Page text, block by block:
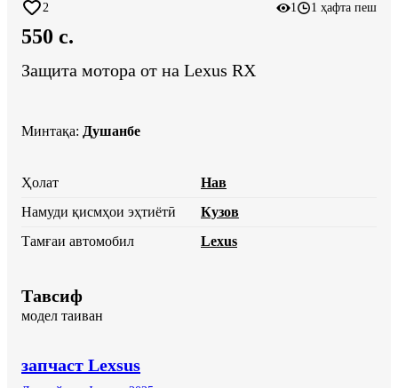
2 1 1 ҳафта пеш
550 c.
Защита мотора от на Lexus RX
Минтақа: Душанбе
Ҳолат
Нав
Намуди қисмҳои эҳтиётӣ
Кузов
Тамғаи автомобил
Lexus
Тавсиф
модел таиван
запчаст Lexsus